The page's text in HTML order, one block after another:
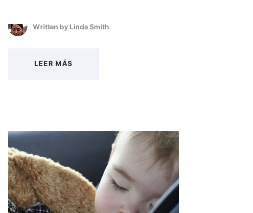
Written by Linda Smith
LEER MÁS